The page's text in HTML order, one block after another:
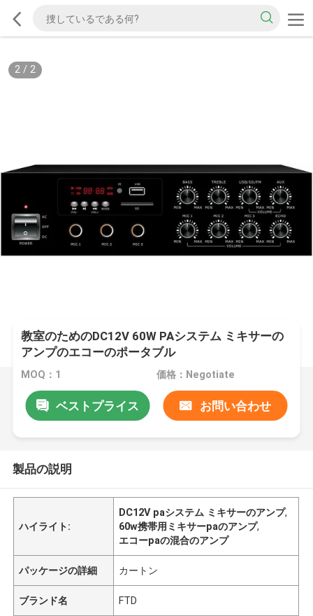
2/ 2
教室のためのDC12V 60W PAシステム ミキサーの
アンプのエコーのポータブル
MOQ：1 価格：Negotiate
ベストプライス お問い合わせ
製品の説明
ハイライト:
DC12V paシステム ミキサーのアンプ,
60w携帯用ミキサーpaのアンプ,
エコーpaの混合のアンプ
パッケージの詳細 カートン
ブランド名 FTD